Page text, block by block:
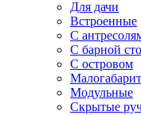
Для дачи
Встроенные
С
С барной
С островом
Модульные
Скрытые